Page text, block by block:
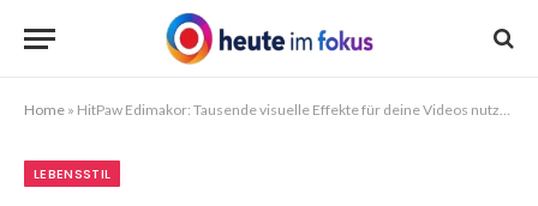
Home » HitPaw Edimakor: Tausende visuelle Effekte für deine Videos nutzen
LEBENSSTIL